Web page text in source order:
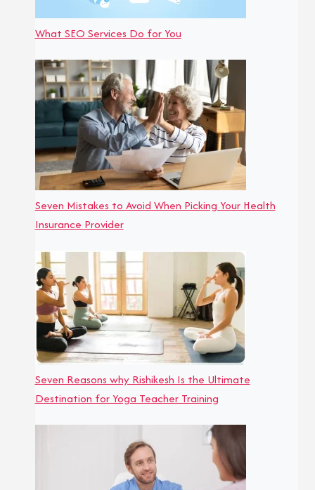
What SEO Services Do for You
Seven Mistakes to Avoid When Picking Your Health
Insurance Provider
Seven Reasons why Rishikesh Is the Ultimate
Destination for Yoga Teacher Training